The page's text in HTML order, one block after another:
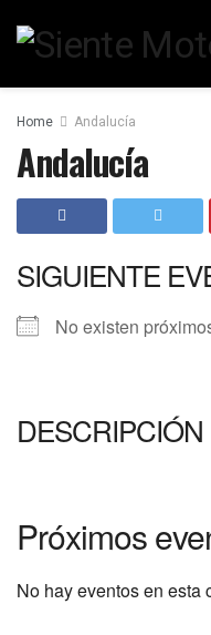
Home Andalucía
Andalucía
SIGUIENTE
No existen
DESCRIPCIÓN
Próximos
No hay eventos en esta